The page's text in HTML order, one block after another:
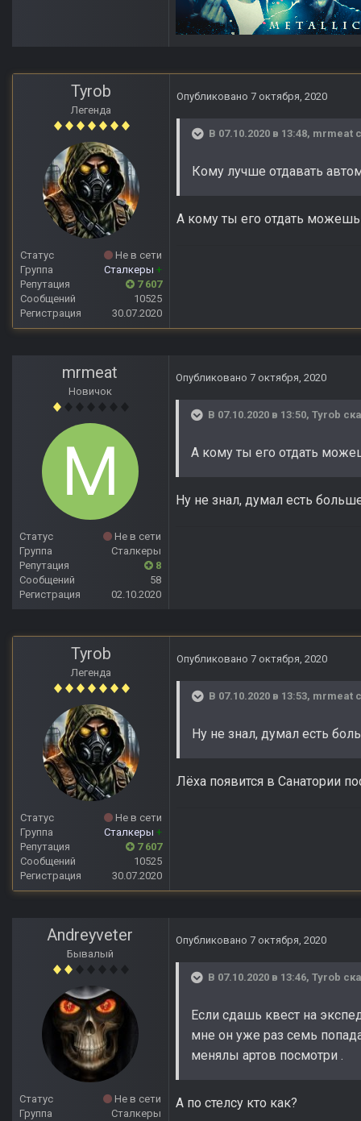
Tyrob
Легенда
Статус
Не в сети
Группа
Сталкеры +
Репутация
7 607
Сообщений
10525
Регистрация
30.07.2020
Опубликовано 7 октября, 2020
В 07.10.2020 в 13:48, mrmeat
Кому лучше отдавать
А кому ты его отдать
mrmeat
Новичок
Статус
Не в сети
Группа
Сталкеры
Репутация
8
Сообщений
58
Регистрация
02.10.2020
Опубликовано 7 октября, 2020
В 07.10.2020 в 13:50, Tyrob
А кому ты его отдать
Ну не знал, думал есть
Tyrob
Легенда
Статус
Не в сети
Группа
Сталкеры +
Репутация
7 607
Сообщений
10525
Регистрация
30.07.2020
Опубликовано 7 октября, 2020
В 07.10.2020 в 13:53, mrmeat
Ну не знал, думал есть
Лёха появится в Санатории
Andreyveter
Бывалый
Статус
Не в сети
Группа
Сталкеры
Опубликовано 7 октября, 2020
В 07.10.2020 в 13:46, Tyrob
Если сдашь квест на
мне он уже раз семь
менялы артов посмотри .
А по стелсу кто как?